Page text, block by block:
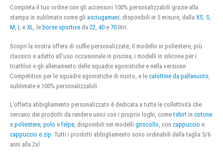
Completa il tuo ordine con gli accessori 100% personalizzabili grazie alla
stampa in sublimato come gli asciugamani, disponibili in 5 misure, dalla XS, S,
M, L e XL, le borse sportive da 22, 40 e 70 litri.
Scopri la nostra offera di cuffie personalizzate, il modello in poliestere, più
classico e adatto all’uso occasionale in piscina, i modelli in silicone per i
triathlon e gli allenamento delle squadre agonistiche e nella versione
Competition per le squadre agonistiche di nuoto, e le calottine da pallanuoto
sublimate e 100% personalizzabili
L’offerta abbigliamento personalizzato è dedicata a tutte le collettività che
cercano dei prodotti da rendere unici con i proprio loghi, cometshirt in cotone
e poliestere polo e felpe , disponibili nei modelli girocollo , con cappuccio e
cappuccio e zip . Tutti i prodotti abbigliamento sono ordinabili dalla taglia 5/6
anni alla 2xl.